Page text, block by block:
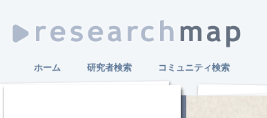
ホーム 研究者検索 コミュニティ検索